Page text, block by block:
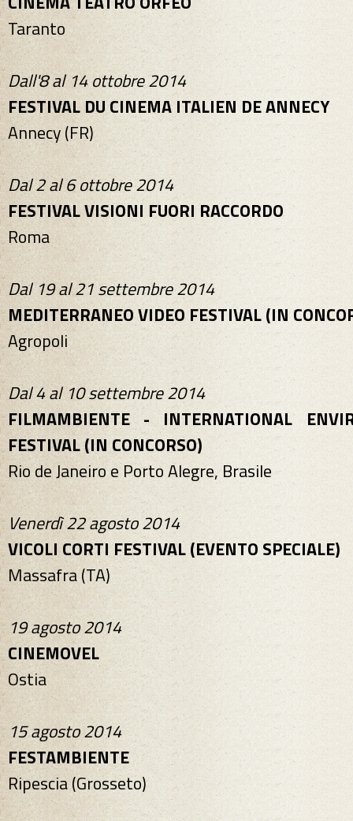
Taranto
Dall'8 al 14 ottobre 2014
FESTIVAL DU CINEMA ITALIEN DE ANNECY
Annecy (FR)
Dal 2 al 6 ottobre 2014
FESTIVAL VISIONI FUORI RACCORDO
Roma
Dal 19 al 21 settembre 2014
MEDITERRANEO VIDEO FESTIVAL (IN
Agropoli
Dal 4 al 10 settembre 2014
FILMAMBIENTE - INTERNATIONAL
FESTIVAL (IN CONCORSO)
Rio de Janeiro e Porto Alegre, Brasile
Venerdì 22 agosto 2014
VICOLI CORTI FESTIVAL (EVENTO SPECIALE)
Massafra (TA)
19 agosto 2014
CINEMOVEL
Ostia
15 agosto 2014
FESTAMBIENTE
Ripescia (Grosseto)